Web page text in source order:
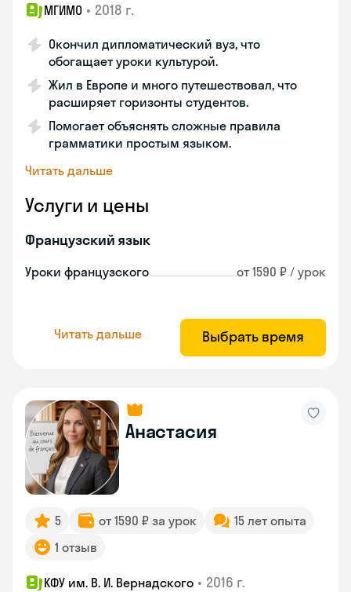
МГИМО • 2018 г.
Окончил дипломатический вуз, что
обогащает уроки культурой.
Жил в Европе и много путешествовал, что
расширяет горизонты студентов.
Помогает объяснять сложные правила
грамматики простым языком.
Читать дальше
Услуги и цены
Французский язык
Уроки французского от 1590 ₽ / урок
Читать дальше Выбрать время
Анастасия
5 от 1590 ₽ за урок
15 лет опыта
1 отзыв
КФУ им. В. И. Вернадского • 2016 г.